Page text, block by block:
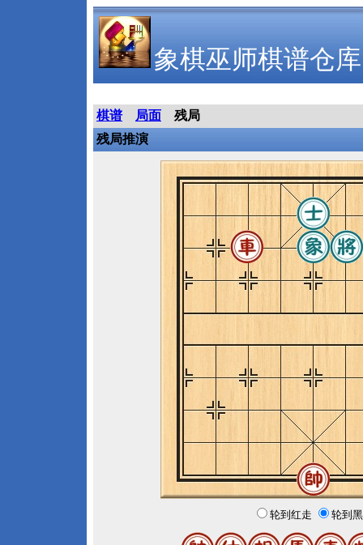
象棋巫师棋谱仓库
棋谱 局面
残局
残局推演
轮到红走 轮到